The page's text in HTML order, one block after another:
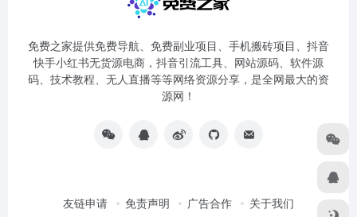
免费之家提供免费导航、免费副业项目、手机搬砖项目、抖音
快手小红书无货源电商，抖音引流工具、网站源码、软件源
码、技术教程、无人直播等等网络资源分享，是全网最大的资
源网！
友链申请 免责声明 广告合作 关于我们